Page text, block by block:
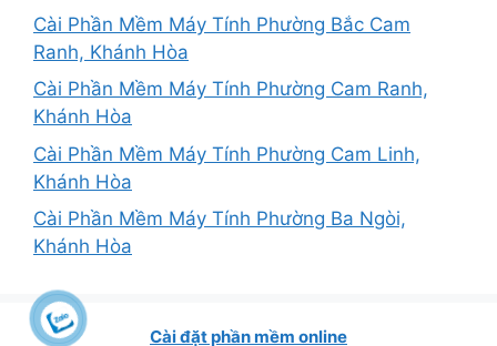
Cài Phần Mềm Máy Tính Phường Bắc Cam
Ranh, Khánh Hòa
Cài Phần Mềm Máy Tính Phường Cam Ranh,
Khánh Hòa
Cài Phần Mềm Máy Tính Phường Cam Linh,
Khánh Hòa
Cài Phần Mềm Máy Tính Phường Ba Ngòi,
Khánh Hòa
Cài đặt phần mềm online